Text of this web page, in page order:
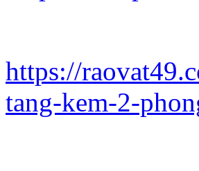
https://
tang-kem-2-